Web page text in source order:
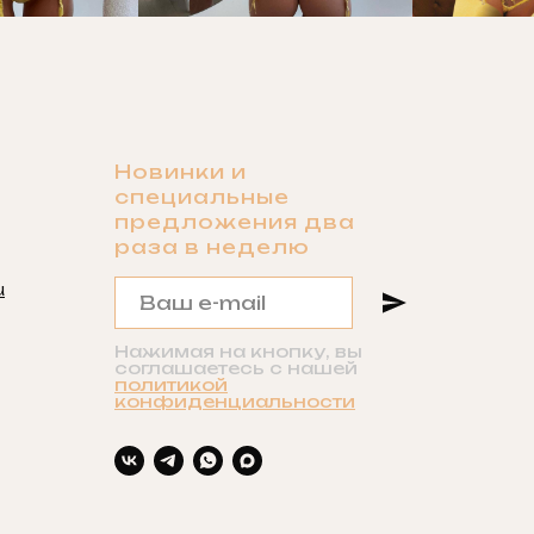
Новинки и
специальные
предложения два
раза в неделю
Нажимая на кнопку, вы
соглашаетесь с нашей
политикой
конфиденциальности